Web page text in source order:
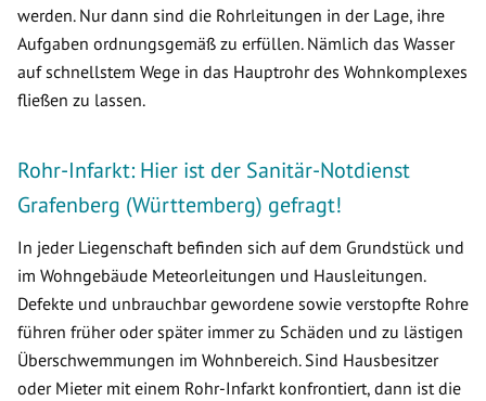
werden. Nur dann sind die Rohrleitungen in der Lage, ihre
Aufgaben ordnungsgemäß zu erfüllen. Nämlich das Wasser
auf schnellstem Wege in das Hauptrohr des Wohnkomplexes
fließen zu lassen.
Rohr-Infarkt: Hier ist der Sanitär-Notdienst
Grafenberg (Württemberg) gefragt!
In jeder Liegenschaft befinden sich auf dem Grundstück und
im Wohngebäude Meteorleitungen und Hausleitungen.
Defekte und unbrauchbar gewordene sowie verstopfte Rohre
führen früher oder später immer zu Schäden und zu lästigen
Überschwemmungen im Wohnbereich. Sind Hausbesitzer
oder Mieter mit einem Rohr-Infarkt konfrontiert, dann ist die